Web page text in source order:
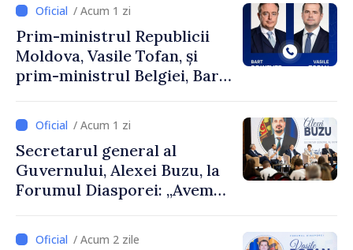
/ Acum 1 zi
Prim-ministrul Republicii
Moldova, Vasile Tofan, și
prim-ministrul Belgiei, Bart
despre parcursul european
al Republicii Moldova.
/ Acum 1 zi
Secretarul general al
Guvernului, Alexei Buzu, la
Forumul Diasporei: „Avem
dumneavoastră pentru a
/ Acum 2 zile